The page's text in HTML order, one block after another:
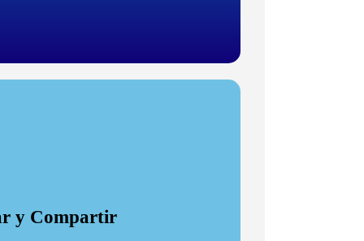
y Compartir
inteligente, guárdelo en el archivo del historial del